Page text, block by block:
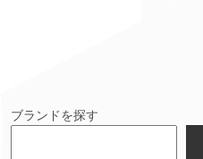
ブランドを探す